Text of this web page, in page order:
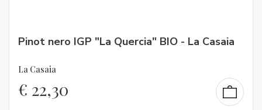
Pinot nero IGP "La Quercia" BIO - La Casaia
La Casaia
€ 22,30